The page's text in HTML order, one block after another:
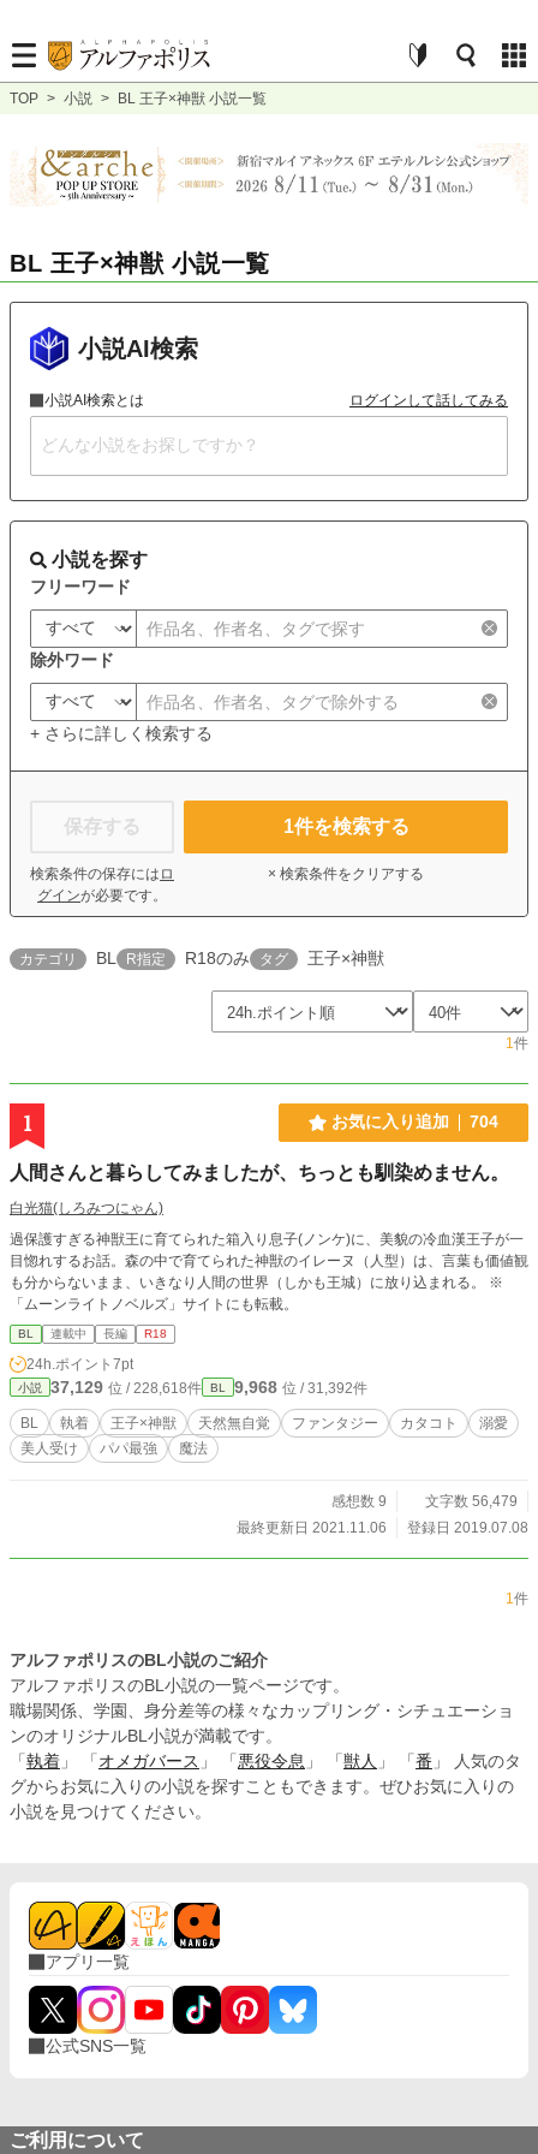
TOP > 小説 > BL 王子×神獣 小説一覧
BL 王子×神獣 小説一覧
小説AI検索
小説AI検索とは ログインして話してみる
小説を探す
フリーワード
除外ワード
+ さらに詳しく検索する
保存する
検索条件の保存には ロ
グインが必要です。
1件を検索する
× 検索条件をクリアする
カテゴリ BL R指定 R18のみ タグ 王子×神獣
1件
1 お気に入り追加 704
人間さんと暮らしてみましたが、ちっとも馴染めません。
白光猫(しろみつにゃん)
過保護すぎる神獣王に育てられた箱入り息子(ノンケ)に、美貌の冷血漢王子が一
目惚れするお話。森の中で育てられた神獣のイレーヌ（人型）は、言葉も価値観
も分からないまま、いきなり人間の世界（しかも王城）に放り込まれる。 ※
「ムーンライトノベルズ」サイトにも転載。
BL 連載中 長編 R18
24h.ポイント 7pt
小説 37,129 位 / 228,618件 BL 9,968 位 / 31,392件
BL 執着 王子×神獣 天然無自覚 ファンタジー カタコト
溺愛
美人受け
パパ最強 魔法
感想数 9
文字数 56,479
最終更新日 2021.11.06
登録日 2019.07.08
1件
アルファポリスのBL小説のご紹介
アルファポリスのBL小説の一覧ページです。
職場関係、学園、身分差等の様々なカップリング・シチュエーショ
ンのオリジナルBL小説が満載です。
「 執着 」 「 オメガバース 」 「 悪役令息 」 「 獣人 」 「 番 」 人気のタ
グからお気に入りの小説を探すこともできます。ぜひお気に入りの
小説を見つけてください。
アプリ一覧
公式SNS一覧
ご利用について